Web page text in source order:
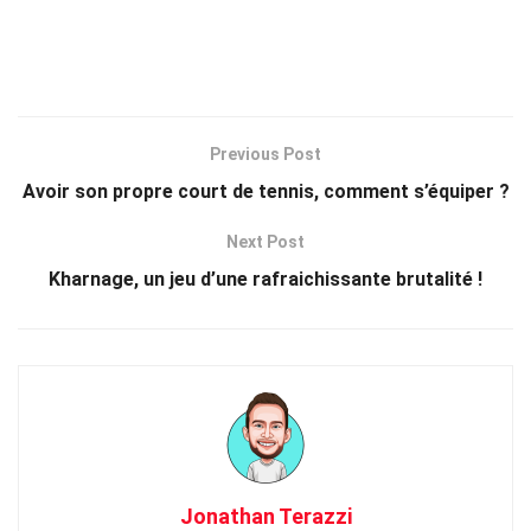
Previous Post
Avoir son propre court de tennis, comment s’équiper ?
Next Post
Kharnage, un jeu d’une rafraichissante brutalité !
Jonathan Terazzi